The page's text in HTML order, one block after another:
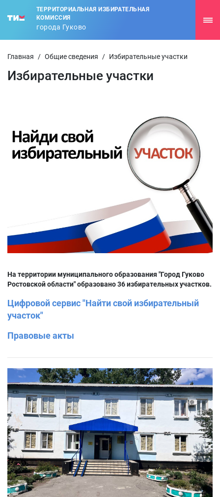
ТЕРРИТОРИАЛЬНАЯ ИЗБИРАТЕЛЬНАЯ
КОМИССИЯ
города Гуково
Главная / Общие сведения / Избирательные участки
Избирательные участки
На территории муниципального образования "Город Гуково
Ростовской области" образовано 36 избирательных участков.
Цифровой сервис "Найти свой избирательный
участок"
Правовые акты